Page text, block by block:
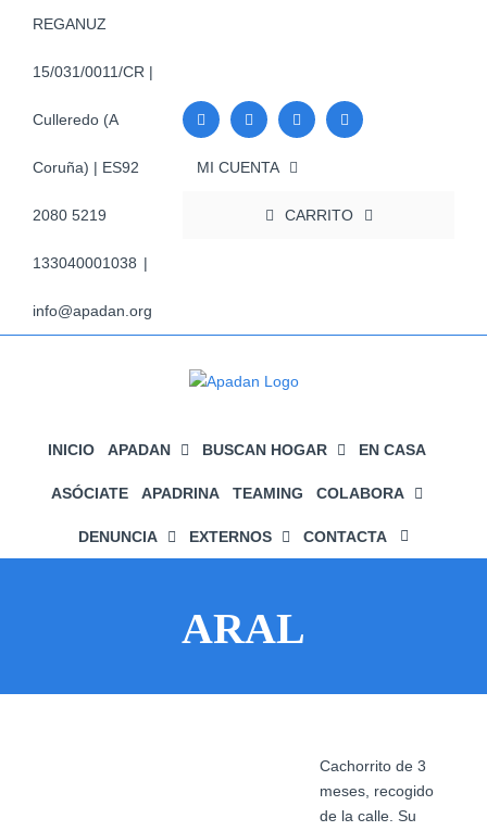
REGANUZ
15/031/0011/CR |
Culleredo (A
Coruña) | ES92
2080 5219
133040001038 |
info@apadan.org
MI CUENTA
CARRITO
INICIO APADAN BUSCAN HOGAR EN CASA
ASÓCIATE APADRINA TEAMING COLABORA
DENUNCIA EXTERNOS CONTACTA
ARAL
Cachorrito de 3
meses, recogido
de la calle. Su